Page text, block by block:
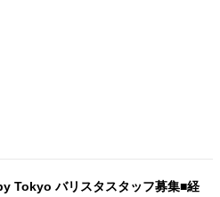
Tokyo バリスタスタッフ募集■経